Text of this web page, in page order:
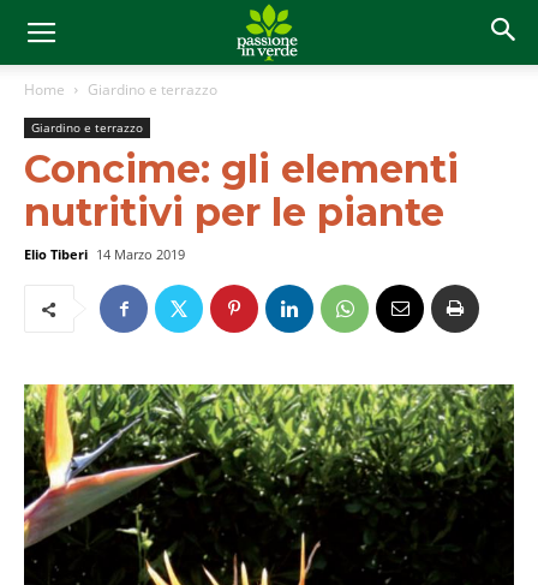
Home Giardino e terrazzo
Giardino e terrazzo
Concime: gli elementi
nutritivi per le piante
Elio Tiberi 14 Marzo 2019